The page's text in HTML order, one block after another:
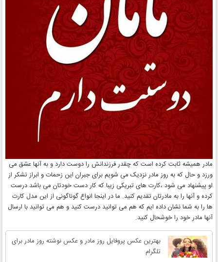
مادر همیشه ثابت کرده است که چقدر فرزندانش را دوست دارد و به آنها عشق می
ورزد و حال که به روز مادر نزدیک می شویم برای جبران این زحمات و ابراز تشکر از
او پیشنهاد می شود ،کارت های تبریکی زیبا که کار دست خودتان می باشد درست
کرده و آنها را به مادرتان تقدیم کنید. ما در اینجا انواع گوناگونی از این مدل کارت
ها را به شما نشان داده ایم که هم می توانید درست کنید و هم می توانید با ارسال
آنها مادر خود را خوشحال کنید.
بهترین عکس پروفایل روز مادر و عکس نوشته روز مادر برای
تلگرام